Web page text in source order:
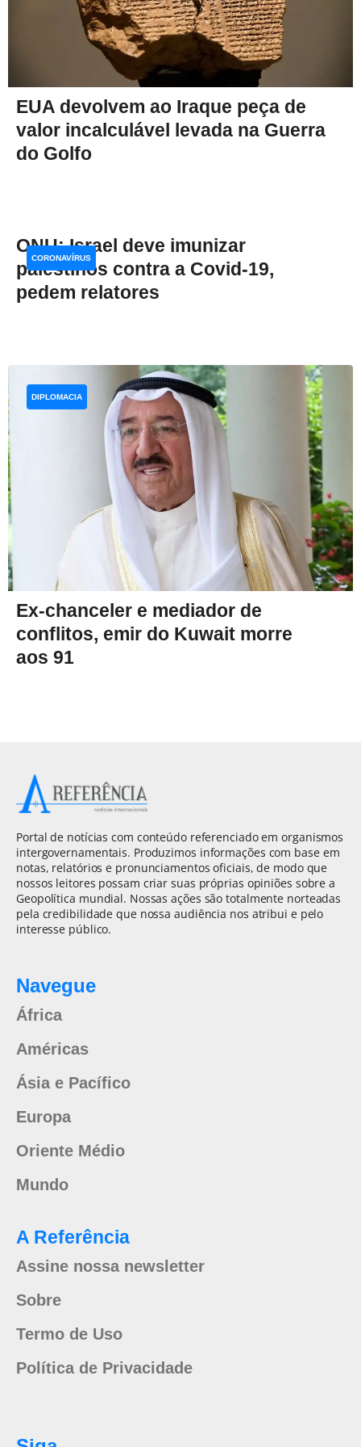
EUA devolvem ao Iraque peça de
valor incalculável levada na Guerra
do Golfo
ONU: Israel deve imunizar
palestinos contra a Covid-19,
pedem relatores
CORONAVÍRUS
Ex-chanceler e mediador de
conflitos, emir do Kuwait morre
aos 91
DIPLOMACIA
Portal de notícias com conteúdo referenciado em organismos
intergovernamentais. Produzimos informações com base em
notas, relatórios e pronunciamentos oficiais, de modo que
nossos leitores possam criar suas próprias opiniões sobre a
Geopolítica mundial. Nossas ações são totalmente norteadas
pela credibilidade que nossa audiência nos atribui e pelo
interesse público.
Navegue
África
Américas
Ásia e Pacífico
Europa
Oriente Médio
Mundo
A Referência
Assine nossa newsletter
Sobre
Termo de Uso
Política de Privacidade